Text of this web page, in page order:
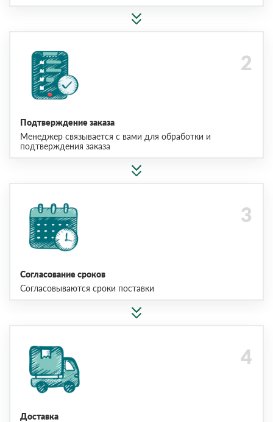
Подтверждение заказа
Менеджер связывается с вами для обработки и
подтверждения заказа
Согласование сроков
Согласовываются сроки поставки
Доставка